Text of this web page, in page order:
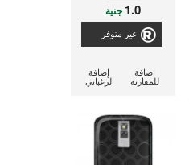
1.0 جنية
غير متوفر
إضافة
لرغباتي
اضافة
للمقارنة